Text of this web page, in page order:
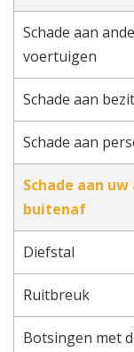
Schade aan
voertuigen
Schade aan
Schade aan
Schade aan
buitenaf
Diefstal
Ruitbreuk
Botsingen met